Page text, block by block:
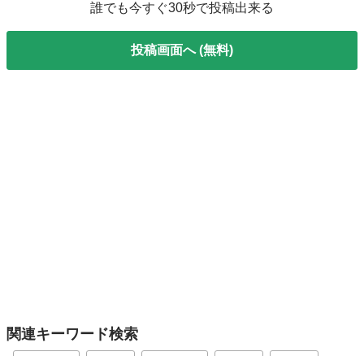
誰でも今すぐ30秒で投稿出来る
投稿画面へ (無料)
関連キーワード検索